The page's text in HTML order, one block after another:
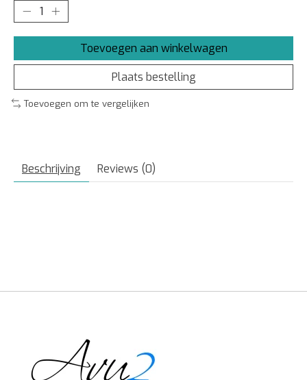
Toevoegen aan winkelwagen
Plaats bestelling
Toevoegen om te vergelijken
Beschrijving Reviews (0)